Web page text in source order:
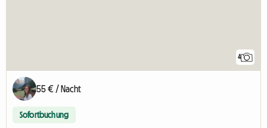
4
55 € / Nacht
Sofortbuchung